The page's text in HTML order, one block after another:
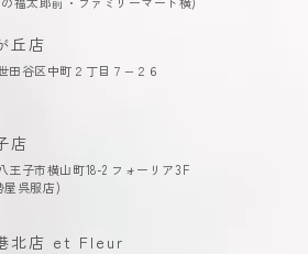
丘店
田谷区中町２丁目７−２６
店
王子市横山町18-2 フォーリア3F
屋呉服店)
北店 et Fleur